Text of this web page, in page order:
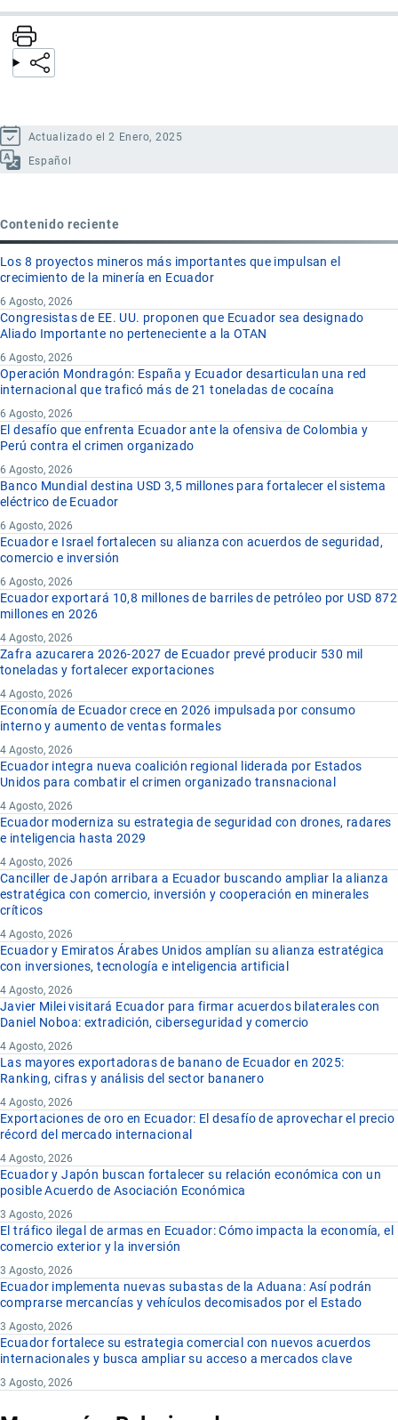
Actualizado el 2 Enero, 2025
Español
Contenido reciente
Los 8 proyectos mineros más importantes que impulsan el
crecimiento de la minería en Ecuador
6 Agosto, 2026
Congresistas de EE. UU. proponen que Ecuador sea designado
Aliado Importante no perteneciente a la OTAN
6 Agosto, 2026
Operación Mondragón: España y Ecuador desarticulan una red
internacional que traficó más de 21 toneladas de cocaína
6 Agosto, 2026
El desafío que enfrenta Ecuador ante la ofensiva de Colombia y
Perú contra el crimen organizado
6 Agosto, 2026
Banco Mundial destina USD 3,5 millones para fortalecer el sistema
eléctrico de Ecuador
6 Agosto, 2026
Ecuador e Israel fortalecen su alianza con acuerdos de seguridad,
comercio e inversión
6 Agosto, 2026
Ecuador exportará 10,8 millones de barriles de petróleo por USD 872
millones en 2026
4 Agosto, 2026
Zafra azucarera 2026-2027 de Ecuador prevé producir 530 mil
toneladas y fortalecer exportaciones
4 Agosto, 2026
Economía de Ecuador crece en 2026 impulsada por consumo
interno y aumento de ventas formales
4 Agosto, 2026
Ecuador integra nueva coalición regional liderada por Estados
Unidos para combatir el crimen organizado transnacional
4 Agosto, 2026
Ecuador moderniza su estrategia de seguridad con drones, radares
e inteligencia hasta 2029
4 Agosto, 2026
Canciller de Japón arribara a Ecuador buscando ampliar la alianza
estratégica con comercio, inversión y cooperación en minerales
críticos
4 Agosto, 2026
Ecuador y Emiratos Árabes Unidos amplían su alianza estratégica
con inversiones, tecnología e inteligencia artificial
4 Agosto, 2026
Javier Milei visitará Ecuador para firmar acuerdos bilaterales con
Daniel Noboa: extradición, ciberseguridad y comercio
4 Agosto, 2026
Las mayores exportadoras de banano de Ecuador en 2025:
Ranking, cifras y análisis del sector bananero
4 Agosto, 2026
Exportaciones de oro en Ecuador: El desafío de aprovechar el precio
récord del mercado internacional
4 Agosto, 2026
Ecuador y Japón buscan fortalecer su relación económica con un
posible Acuerdo de Asociación Económica
3 Agosto, 2026
El tráfico ilegal de armas en Ecuador: Cómo impacta la economía, el
comercio exterior y la inversión
3 Agosto, 2026
Ecuador implementa nuevas subastas de la Aduana: Así podrán
comprarse mercancías y vehículos decomisados por el Estado
3 Agosto, 2026
Ecuador fortalece su estrategia comercial con nuevos acuerdos
internacionales y busca ampliar su acceso a mercados clave
3 Agosto, 2026